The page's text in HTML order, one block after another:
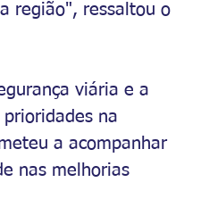
região", ressaltou o
viária e a
na
a acompanhar
nas melhorias